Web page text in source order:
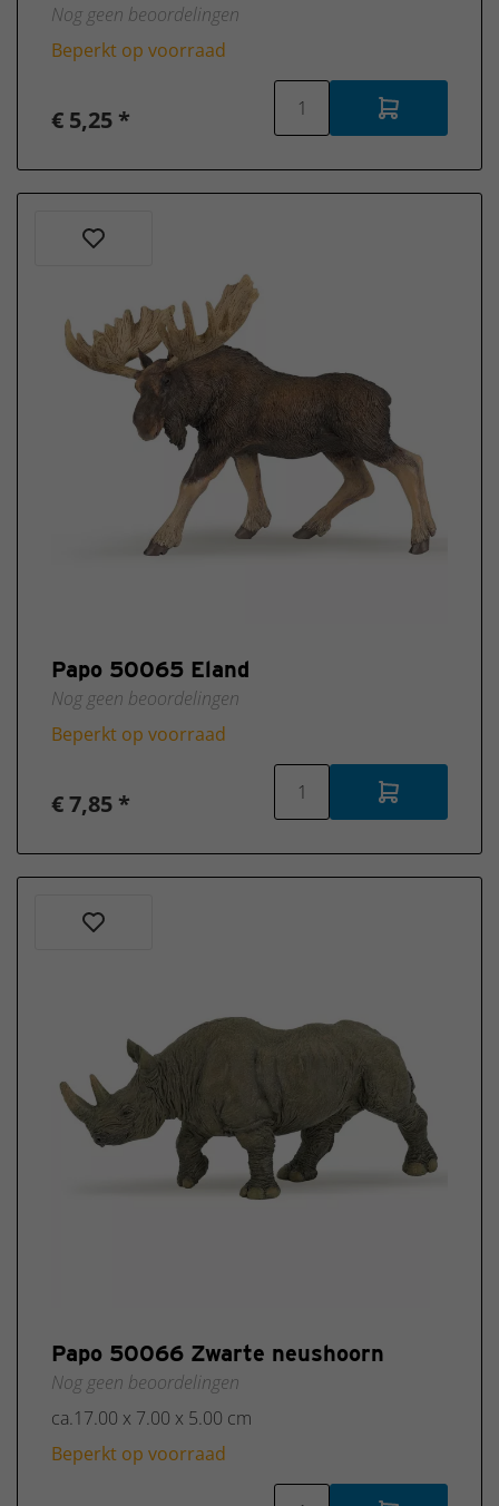
Nog geen beoordelingen
Beperkt op voorraad
€ 5,25 *
Papo 50065 Eland
Nog geen beoordelingen
Beperkt op voorraad
€ 7,85 *
Papo 50066 Zwarte neushoorn
Nog geen beoordelingen
ca.17.00 x 7.00 x 5.00 cm
Beperkt op voorraad